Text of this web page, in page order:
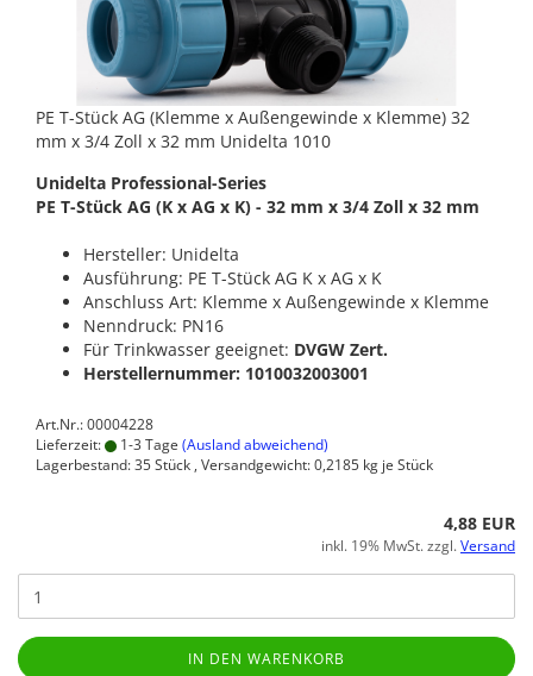
PE T-Stück AG (Klemme x Außengewinde x Klemme) 32
mm x 3/4 Zoll x 32 mm Unidelta 1010
Unidelta Professional-Series
PE T-Stück AG (K x AG x K) - 32 mm x 3/4 Zoll x 32 mm
Hersteller: Unidelta
Ausführung: PE T-Stück AG K x AG x K
Anschluss Art: Klemme x Außengewinde x Klemme
Nenndruck: PN16
Für Trinkwasser geeignet: DVGW Zert.
Herstellernummer: 1010032003001
Art.Nr.: 00004228
Lieferzeit:
1-3 Tage (Ausland abweichend)
Lagerbestand: 35 Stück , Versandgewicht:0,2185 kg je Stück
4,88 EUR
inkl. 19% MwSt. zzgl.Versand
IN DEN WARENKORB